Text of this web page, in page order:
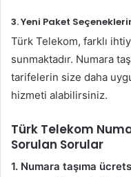
3.Yeni Paket
Türk Telekom, farklı
sunmaktadır. Numara
tarifelerin size daha
hizmeti alabilirsiniz.
Türk Telekom
Sorulan Sorular
1. Numara taşıma